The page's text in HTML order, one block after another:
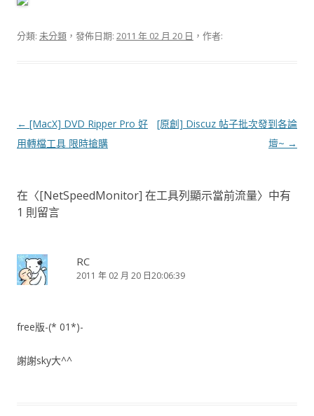
分類: 未分類 ，發佈日期: 2011 年 02 月 20 日 ，作者:
文
章
← [MacX] DVD Ripper Pro 好
用轉檔工具 限時搶購
[原創] Discuz 帖子批次發到各論
壇~ →
在〈[NetSpeedMonitor] 在工具列顯示當前流量〉中有
1 則留言
RC
2011 年 02 月 20 日20:06:39
free版-(* 01*)-
謝謝sky大^^